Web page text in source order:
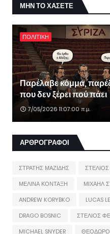
ΜΗΝ ΤΟ ΧΑΣΕΤΕ
ΠΟΛΙΤΙΚΗ
Παρέλαβε κόμμα,
που δεν ξέρει πού πάει
7/05/2026 11:07:00 π.μ.
ΑΡΘΡΟΓΡΑΦΟΙ
ΣΤΡΑΤΗΣ ΜΑΖΙΔΗΣ
ΜΕΛΙΝΑ ΚΟΝΤΑΞΗ
ΜΙΧΑΗΛ
ANDREW KORYBKO
LUCAS
DRAGO BOSNIC
ΣΤΕΛΙΟΣ
MICHAEL SNYDER